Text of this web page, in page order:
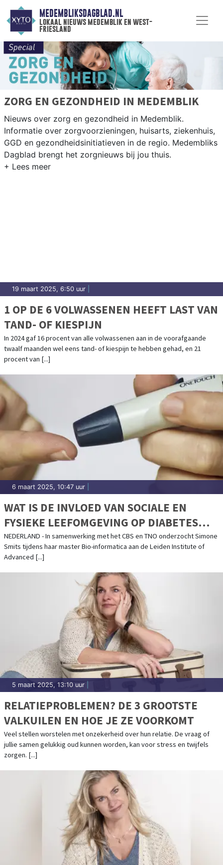
MEDEMBLIKSDAGBLAD.NL
lokaal nieuws medemblik en west-
friesland
ZORG EN GEZONDHEID IN MEDEMBLIK
Nieuws over zorg en gezondheid in Medemblik.
Informatie over zorgvoorzieningen, huisarts, ziekenhuis,
GGD en gezondheidsinitiatieven in de regio. Medembliks
Dagblad brengt het zorgnieuws bij jou thuis.
19 maart 2025, 6:50 uur
1 OP DE 6 VOLWASSENEN HEEFT LAST VAN
TAND- OF KIESPIJN
In 2024 gaf 16 procent van alle volwassenen aan in de voorafgaande
twaalf maanden wel eens tand- of kiespijn te hebben gehad, en 21
procent van [...]
6 maart 2025, 10:47 uur
WAT IS DE INVLOED VAN SOCIALE EN
FYSIEKE LEEFOMGEVING OP DIABETES
TYPE 2?
NEDERLAND - In samenwerking met het CBS en TNO onderzocht Simone
Smits tijdens haar master Bio-informatica aan de Leiden Institute of
Advanced [...]
5 maart 2025, 13:10 uur
RELATIEPROBLEMEN? DE 3 GROOTSTE
VALKUILEN EN HOE JE ZE VOORKOMT
Veel stellen worstelen met onzekerheid over hun relatie. De vraag of
jullie samen gelukkig oud kunnen worden, kan voor stress en twijfels
zorgen. [...]